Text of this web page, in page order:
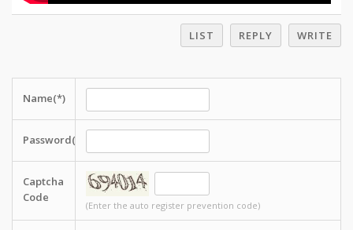
LIST REPLY WRITE
Name(*)
Password(*)
Captcha
Code
(Enter the auto register prevention code)